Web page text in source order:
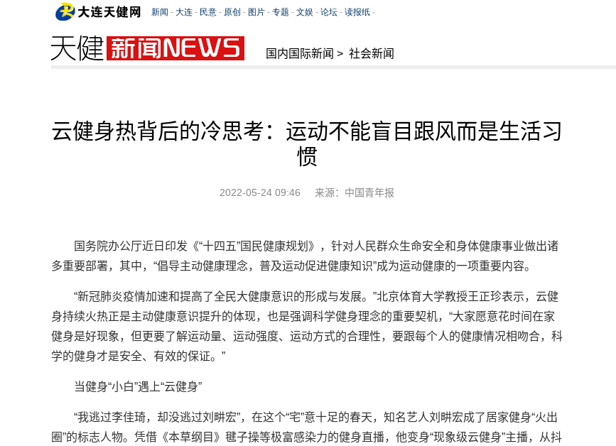
国内国际新闻 > 社会新闻
云健身热背后的冷思考：运动不能盲目跟风而是生活习
惯
2022-05-24 09:46 来源：中国青年报
国务院办公厅近日印发《“十四五”国民健康规划》，针对人民群众生命安全和身体健康事业做出诸
多重要部署，其中，“倡导主动健康理念，普及运动促进健康知识”成为运动健康的一项重要内容。
“新冠肺炎疫情加速和提高了全民大健康意识的形成与发展。”北京体育大学教授王正珍表示，云健
身持续火热正是主动健康意识提升的体现，也是强调科学健身理念的重要契机，“大家愿意花时间在家
健身是好现象，但更要了解运动量、运动强度、运动方式的合理性，要跟每个人的健康情况相吻合，科
学的健身才是安全、有效的保证。”
当健身“小白”遇上“云健身”
“我逃过李佳琦，却没逃过刘畊宏”，在这个“宅”意十足的春天，知名艺人刘畊宏成了居家健身“火出
圈”的标志人物。凭借《本草纲目》毽子操等极富感染力的健身直播，他变身“现象级云健身”主播，从抖